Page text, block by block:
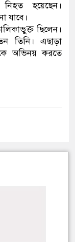
হয়েছেন।
যাবে।
ছিলেন।
তিনি। এছাড়া
অভিনয় করতে